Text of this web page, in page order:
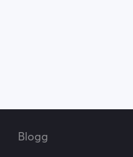
Blogg